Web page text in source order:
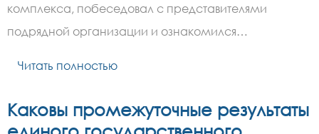
комплекса, побеседовал с представителями
подрядной организации и ознакомился…
Читать полностью
Каковы промежуточные результаты